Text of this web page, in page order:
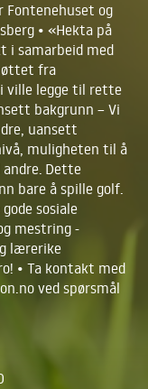
Fontenehuset og
• «Hekta på
i samarbeid med
fra
ville legge til rette
bakgrunn – Vi
uansett
muligheten til å
Dette
bare å spille golf.
sosiale
mestring -
lærerike
• Ta kontakt med
ved spørsmål